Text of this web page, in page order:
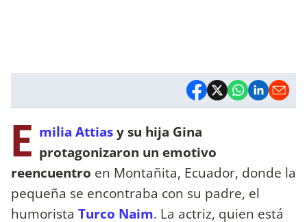
E milia Attiasy su hija Gina
protagonizaron un emotivo
reencuentro en Montañita, Ecuador, donde la
pequeña se encontraba con su padre, el
humorista Turco Naim. La actriz, quien está